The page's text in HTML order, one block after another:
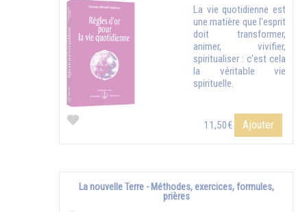
La vie quotidienne est
une matière que l'esprit
doit transformer,
animer, vivifier,
spiritualiser : c'est cela
la véritable vie
spirituelle.
11,50€ Ajouter
La nouvelle Terre - Méthodes, exercices, formules,
prières